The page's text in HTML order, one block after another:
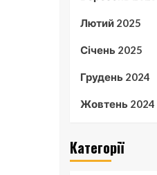
Лютий 2025
Січень 2025
Грудень 2024
Жовтень 2024
Категорії